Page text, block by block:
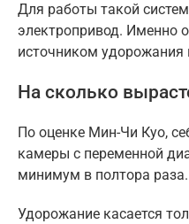
Для работы такой
электропривод. Именно
источником удорожания
На сколько
По оценке Мин-Чи Куо,
камеры с переменной
минимум в полтора раза.
Удорожание касается